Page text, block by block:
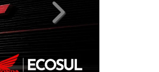
templates.template-